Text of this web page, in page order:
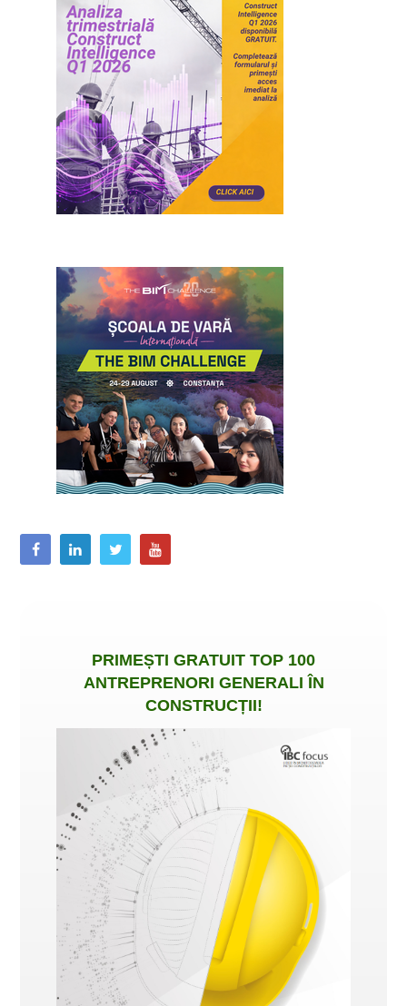
PRIMEȘTI GRATUIT TOP 100
ANTREPRENORI GENERALI ÎN
CONSTRUCȚII!